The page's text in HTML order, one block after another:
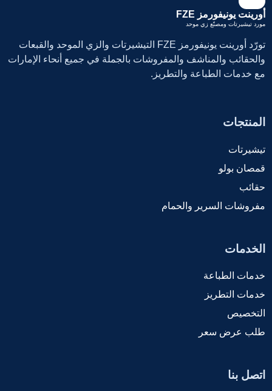
أورينت يونيفورمز FZE
مورد تيشيرتات ومصنّع زي موحد
تورّد أورينت يونيفورمز FZE التيشيرتات والزي الموحد والقبعات
والحقائب والمناشف والمفروشات بالجملة في جميع أنحاء الإمارات
مع خدمات الطباعة والتطريز.
المنتجات
تيشيرتات
قمصان بولو
حقائب
مفروشات السرير والحمام
الخدمات
خدمات الطباعة
خدمات التطريز
التخصيص
طلب عرض سعر
اتصل بنا